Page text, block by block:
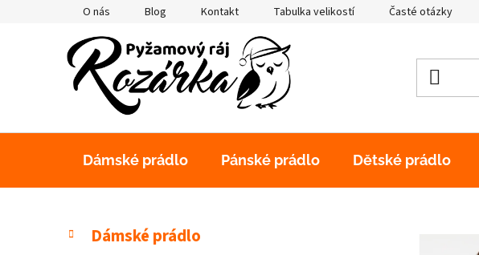
O nás Blog Kontakt Tabulka velikostí Časté otázky
Dámské prádlo Pánské prádlo Dětské prádlo
P
Přeskočit
kategorie
K
a
Dámské prádlo